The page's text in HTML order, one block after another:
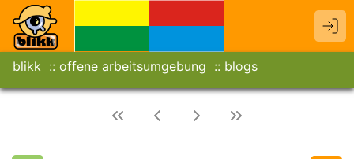
blikk offene arbeitsumgebung blogs